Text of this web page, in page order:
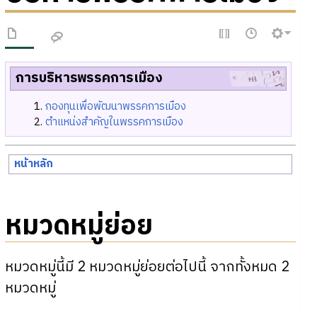
การบริหารพรรคการเมือง
กองทุนเพื่อพัฒนาพรรคการเมือง
ตำแหน่งสำคัญในพรรคการเมือง
หน้าหลัก
หมวดหมู่ย่อย
หมวดหมู่นี้มี 2 หมวดหมู่ย่อยต่อไปนี้ จากทั้งหมด 2
หมวดหมู่